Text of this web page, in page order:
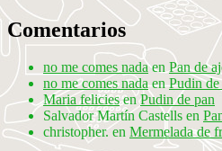
Comentarios
no me comes nadaenPan de
no me comes nadaenPudin de
Maria feliciesenPudin de pan
Salvador Martín Castells en
christopher.en Mermelada de